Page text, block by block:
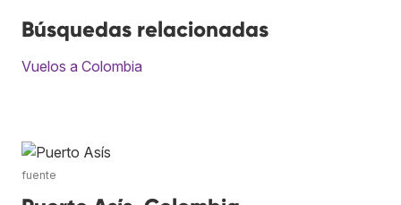
Búsquedas relacionadas
Vuelos a Colombia
fuente